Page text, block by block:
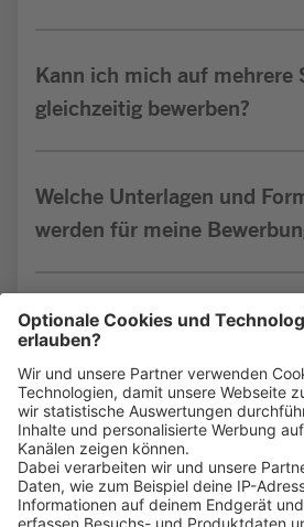
Kann ich mich auf mehrere
gleichzeitig bewerben?
Welche Unterlagen und
werden für meine
Bin ich für die Stelle